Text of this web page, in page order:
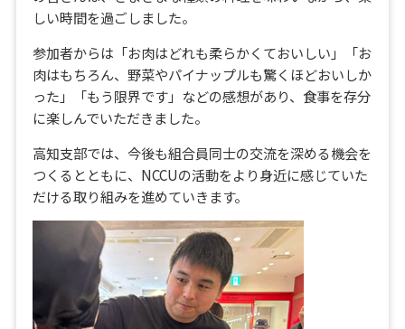
しい時間を過ごしました。
参加者からは「お肉はどれも柔らかくておいしい」「お
肉はもちろん、野菜やパイナップルも驚くほどおいしか
った」「もう限界です」などの感想があり、食事を存分
に楽しんでいただきました。
高知支部では、今後も組合員同士の交流を深める機会を
つくるとともに、NCCUの活動をより身近に感じていた
だける取り組みを進めていきます。